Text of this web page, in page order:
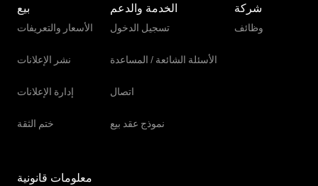
بيع
الأسعار والتعريفات
نشر الإعلانات
إدارة الإعلانات
ختم الثقة
الخدمة والدعم
تسجيل الدخول
الأسئلة الشائعة / المساعدة
اتصال
نموذج عقد بيع
شركة
وظائف
معلومات قانونية